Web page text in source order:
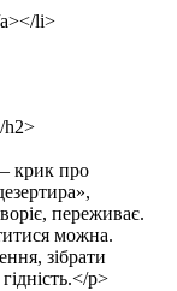
li>
h2>
крик про
переживає.
можна.
зібрати
p>